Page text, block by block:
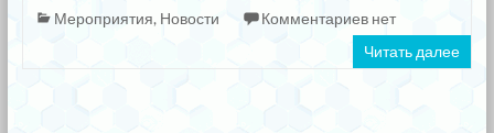
Мероприятия, Новости
Комментариев нет
Читать далее